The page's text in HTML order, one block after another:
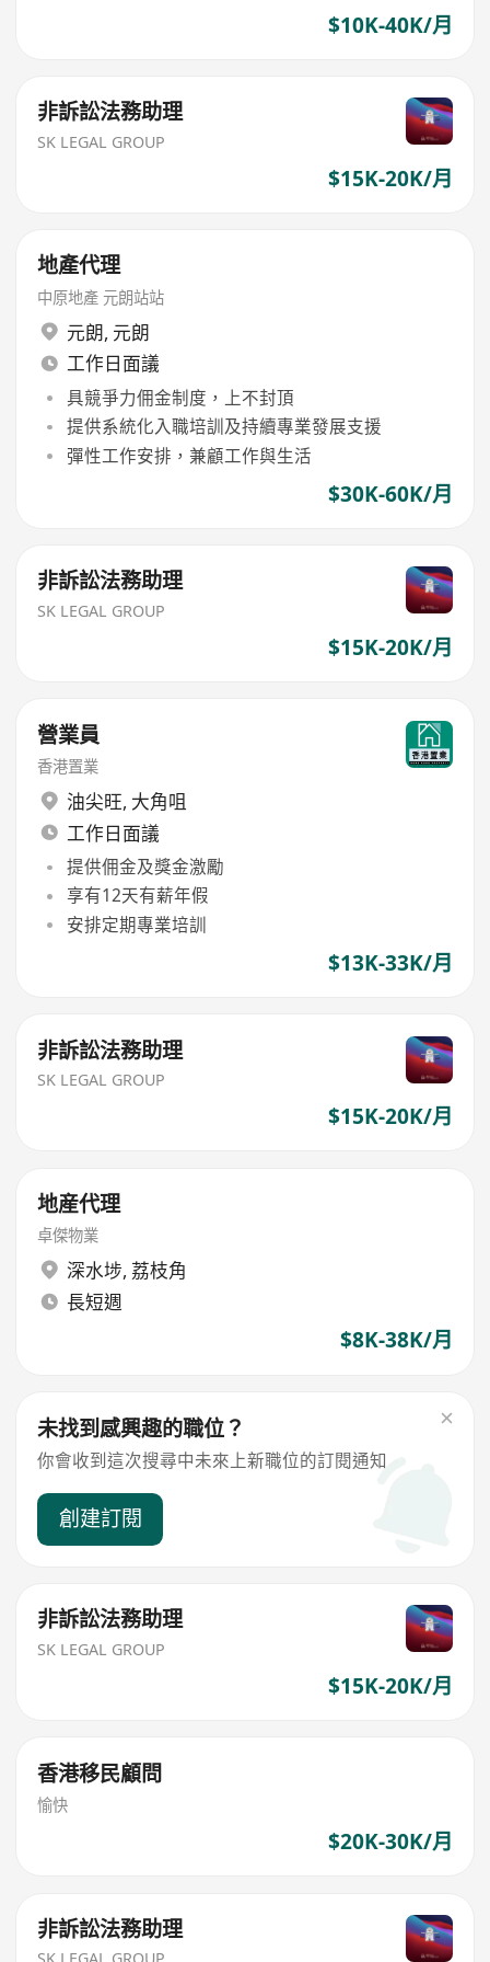
$10K-40K/月
非訴訟法務助理
SK LEGAL GROUP
$15K-20K/月
地產代理
中原地產 元朗站站
元朗, 元朗
工作日面議
具競爭力佣金制度，上不封頂
提供系統化入職培訓及持續專業發展支援
彈性工作安排，兼顧工作與生活
$30K-60K/月
非訴訟法務助理
SK LEGAL GROUP
$15K-20K/月
營業員
香港置業
油尖旺, 大角咀
工作日面議
提供佣金及獎金激勵
享有12天有薪年假
安排定期專業培訓
$13K-33K/月
非訴訟法務助理
SK LEGAL GROUP
$15K-20K/月
地産代理
卓傑物業
深水埗, 荔枝角
長短週
$8K-38K/月
未找到感興趣的職位？
你會收到這次搜尋中未來上新職位的訂閱通知
創建訂閱
非訴訟法務助理
SK LEGAL GROUP
$15K-20K/月
香港移民顧問
愉快
$20K-30K/月
非訴訟法務助理